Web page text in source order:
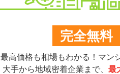
完全無料
最高価格も相場もわかる！マン
大手から地域密着企業まで、 最